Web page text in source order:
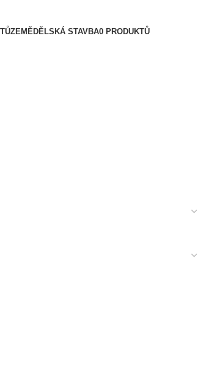
ZEMĚDĚLSKÁ STAVBA0 PRODUKTŮ